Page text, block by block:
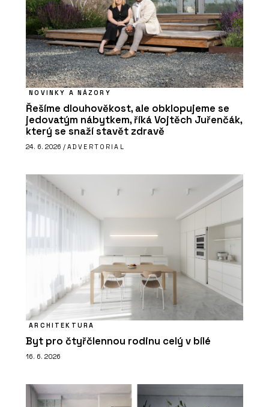
NOVINKY A NÁZORY
Řešíme dlouhověkost, ale obklopujeme se
jedovatým nábytkem, říká Vojtěch Juřenčák,
který se snaží stavět zdravě
24. 6. 2026 / ADVERTORIAL
ARCHITEKTURA
Byt pro čtyřčlennou rodinu celý v bílé
16. 6. 2026